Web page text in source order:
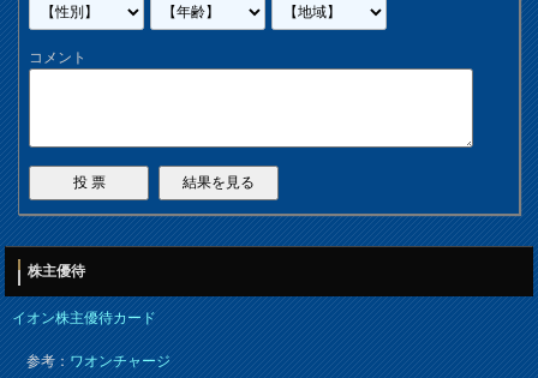
コメント
株主優待
イオン株主優待カード
参考：ワオンチャージ